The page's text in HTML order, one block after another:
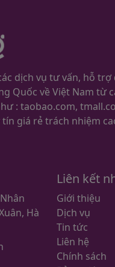
dịch vụ tư vấn, hỗ trợ
Quốc về Việt Nam từ
: taobao.com,
tín giá rẻ trách nhiệm
Hà
Liên kết
Giới thiệu
Dịch vụ
Tin tức
Liên hệ
Chính sách